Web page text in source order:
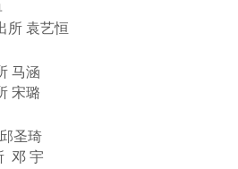
袁艺恒
马涵
宋璐
圣琦
邓 宇